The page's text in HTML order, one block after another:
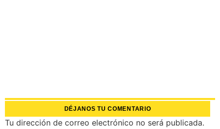
DÉJANOS TU COMENTARIO
Tu dirección de correo electrónico no será publicada.